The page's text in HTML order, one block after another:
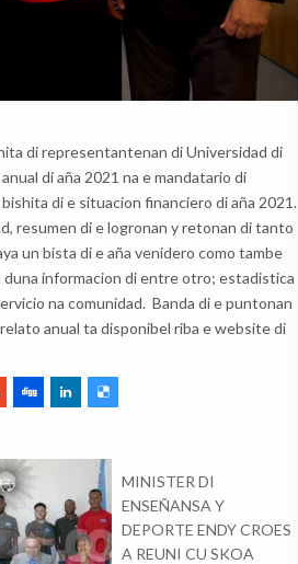
direpresentantenan diUniversidad di
diaña 2021 na e mandatario di
bishita di e situacion financiero di aña 2021.
resumen di e logronan y retonan di tanto
un bista di e aña venidero como tambe
duna informacion dientre otro; estadistica
na comunidad. Banda di e puntonan
anual ta disponibel riba e website di
MINISTER DI
ENSEÑANSA Y
DEPORTE ENDY CROES
A REUNI CU SKOA